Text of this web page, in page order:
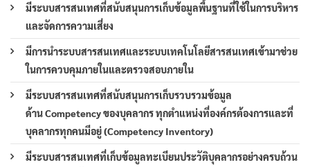
มีระบบสารสนเทศที่สนับสนุนการเก็บข้อมูลพื้นฐานที่ใช้ในการบริหาร
และจัดการความเสี่ยง
มีการนำระบบสารสนเทศและระบบเทคโนโลยีสารสนเทศเข้ามาช่วย
ในการควบคุมภายในและตรวจสอบภายใน
มีระบบสารสนเทศที่สนับสนุนการเก็บรวบรวมข้อมูล
ด้าน Competency ของบุคลากร ทุกตำแหน่งที่องค์กรต้องการและที่
บุคลากรทุกคนมีอยู่ (Competency Inventory)
มีระบบสารสนเทศที่เก็บข้อมูลทะเบียนประวัติบุคลากรอย่างครบถ้วน